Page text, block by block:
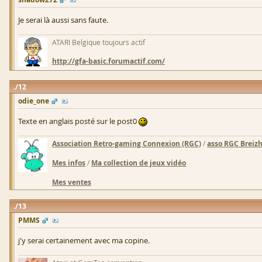
Je serai là aussi sans faute.
ATARI Belgique toujours actif
http://gfa-basic.forumactif.com/
12
odie_one
Texte en anglais posté sur le post0
Association Retro-gaming Connexion (RGC)/asso RGC Breizh
Mes infos/ Ma collection de jeux vidéo
Mes ventes
13
PMMS
j'y serai certainement avec ma copine.